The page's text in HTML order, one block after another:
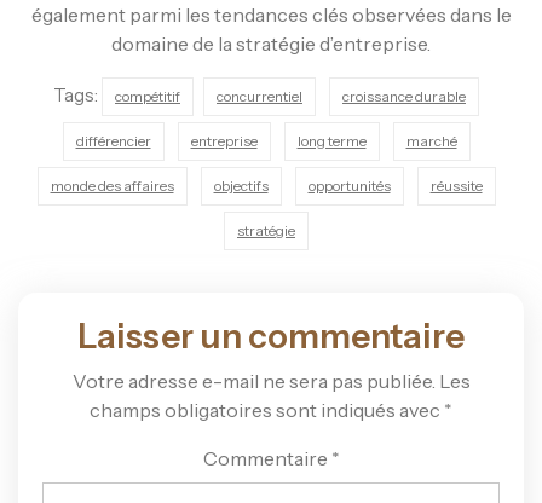
également parmi les tendances clés observées dans le
domaine de la stratégie d’entreprise.
Tags: compétitif concurrentiel croissance durable
différencier entreprise long terme marché
monde des affaires objectifs opportunités réussite
stratégie
Laisser un commentaire
Votre adresse e-mail ne sera pas publiée. Les
champs obligatoires sont indiqués avec *
Commentaire *